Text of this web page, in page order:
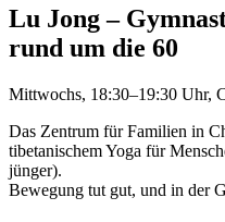
Lu Jong –
rund um die 60
Mittwochs, 18:30–19:30 Uhr,
Das Zentrum für Familien in
tibetanischem Yoga für
jünger).
Bewegung tut gut, und in der